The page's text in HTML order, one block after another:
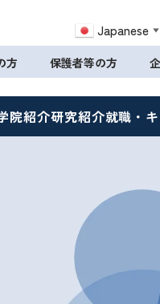
Japanese ▼
方 保護者等の方
院紹介研究紹介就職・